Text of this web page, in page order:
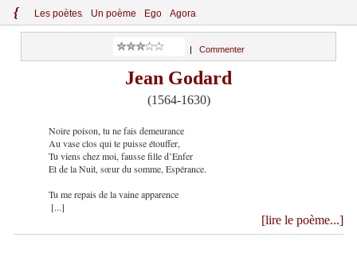
{ Les poètes Un poème Ego Agora
Commenter
Jean Godard
(1564-1630)
Noire poison, tu ne fais demeurance
Au vase clos qui te puisse étouffer,
Tu viens chez moi, fausse fille d’Enfer
Et de la Nuit, sœur du somme, Espérance.
Tu me repais de la vaine apparence
[...]
[lire le poème...]